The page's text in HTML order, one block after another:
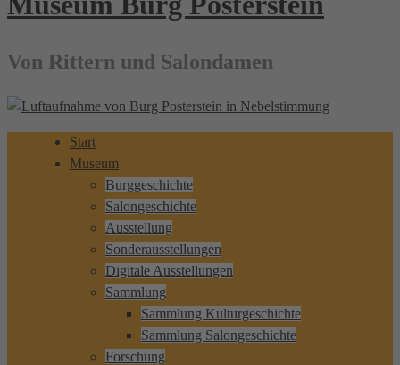
Von Rittern und Salondamen
Start
Museum
Burggeschichte
Salongeschichte
Ausstellung
Sonderausstellungen
Digitale Ausstellungen
Sammlung
Sammlung Kulturgeschichte
Sammlung Salongeschichte
Forschung